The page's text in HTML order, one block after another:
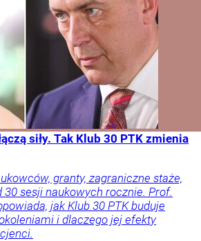
siły. Tak Klub 30 PTK zmienia
granty, zagraniczne staże,
sesji naukowych rocznie. Prof.
jak Klub 30 PTK buduje
i dlaczego jej efekty